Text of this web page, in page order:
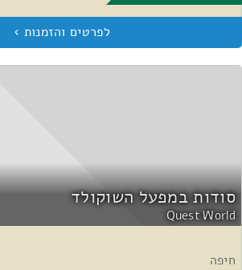
סודות במפעל השוקולד
Quest World
חיפה